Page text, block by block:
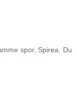
spor, Spirea. Du